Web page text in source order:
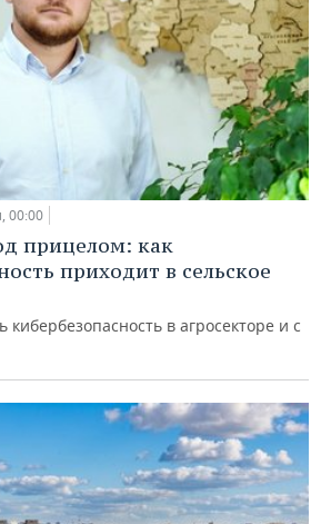
00:00
прицелом: как
приходит в сельское
в агросекторе и с